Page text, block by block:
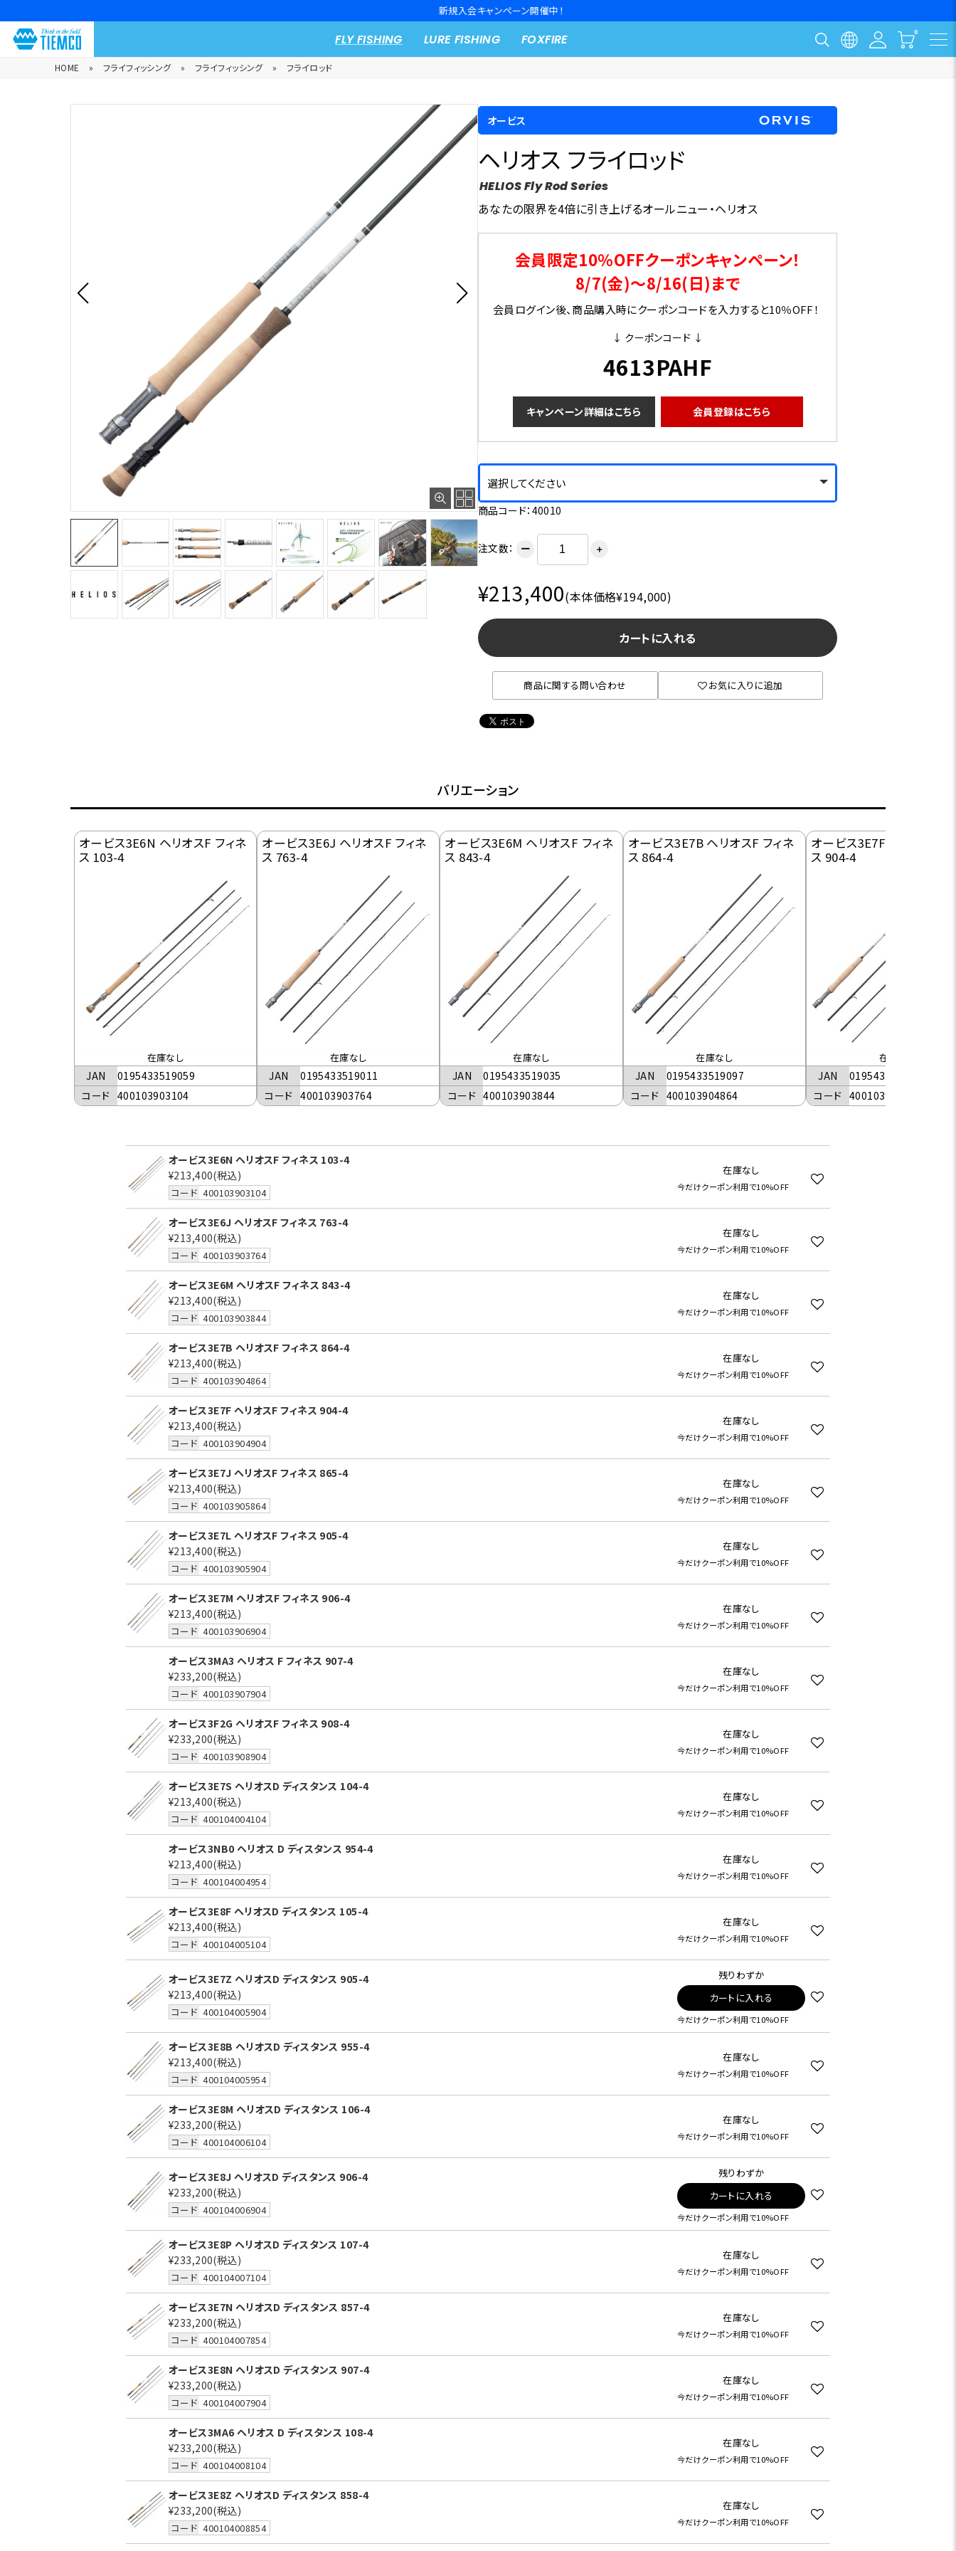
新規入会キャンペーン開催中！
FLY FISHING LURE FISHING FOXFIRE
HOME » フライフィッシング » フライフィッシング » フライロッド
オービス
ヘリオス フライロッド
HELIOS Fly Rod Series
あなたの限界を4倍に引き上げるオールニュー・ヘリオス
会員限定10％OFFクーポンキャンペーン！
8/7(金)～8/16(日)まで
会員ログイン後、商品購入時にクーポンコードを入力すると10％OFF！
↓ クーポンコード ↓
4613PAHF
キャンペーン詳細はこちら 会員登録はこちら
選択してください
商品コード：40010
注文数： ー ＋
¥213,400(本体価格¥194,000)
カートに入れる
商品に関する問い合わせ お気に入りに追加
バリエーション
オービス3E6N ヘリオスF フィネ
ス 103-4
在庫なし
JAN
0195433519059
コード 400103903104
オービス3E6J ヘリオスF フィネ
ス 763-4
在庫なし
JAN
0195433519011
コード 400103903764
オービス3E6M ヘリオスF フィネ
ス 843-4
在庫なし
JAN
0195433519035
コード 400103903844
オービス3E7B ヘリオスF フィネ
ス 864-4
在庫なし
JAN
0195433519097
コード 400103904864
オービス3E7F ヘリオスF
ス 904-4
在庫なし
JAN
0195433519110
コード 400103904904
オービス3E6N ヘリオスF フィネス 103-4
¥213,400(税込)
コード 400103903104
在庫なし
今だけクーポン利用で10%OFF
オービス3E6J ヘリオスF フィネス 763-4
¥213,400(税込)
コード 400103903764
在庫なし
今だけクーポン利用で10%OFF
オービス3E6M ヘリオスF フィネス 843-4
¥213,400(税込)
コード 400103903844
在庫なし
今だけクーポン利用で10%OFF
オービス3E7B ヘリオスF フィネス 864-4
¥213,400(税込)
コード 400103904864
在庫なし
今だけクーポン利用で10%OFF
オービス3E7F ヘリオスF フィネス 904-4
¥213,400(税込)
コード 400103904904
在庫なし
今だけクーポン利用で10%OFF
オービス3E7J ヘリオスF フィネス 865-4
¥213,400(税込)
コード 400103905864
在庫なし
今だけクーポン利用で10%OFF
オービス3E7L ヘリオスF フィネス 905-4
¥213,400(税込)
コード 400103905904
在庫なし
今だけクーポン利用で10%OFF
オービス3E7M ヘリオスF フィネス 906-4
¥213,400(税込)
コード 400103906904
在庫なし
今だけクーポン利用で10%OFF
オービス3MA3 ヘリオス F フィネス 907-4
¥233,200(税込)
コード 400103907904
在庫なし
今だけクーポン利用で10%OFF
オービス3F2G ヘリオスF フィネス 908-4
¥233,200(税込)
コード 400103908904
在庫なし
今だけクーポン利用で10%OFF
オービス3E7S ヘリオスD ディスタンス 104-4
¥213,400(税込)
コード 400104004104
在庫なし
今だけクーポン利用で10%OFF
オービス3NB0 ヘリオス D ディスタンス 954-4
¥213,400(税込)
コード 400104004954
在庫なし
今だけクーポン利用で10%OFF
オービス3E8F ヘリオスD ディスタンス 105-4
¥213,400(税込)
コード 400104005104
在庫なし
今だけクーポン利用で10%OFF
オービス3E7Z ヘリオスD ディスタンス 905-4
¥213,400(税込)
コード 400104005904
残りわずか
カートに入れる
今だけクーポン利用で10%OFF
オービス3E8B ヘリオスD ディスタンス 955-4
¥213,400(税込)
コード 400104005954
在庫なし
今だけクーポン利用で10%OFF
オービス3E8M ヘリオスD ディスタンス 106-4
¥233,200(税込)
コード 400104006104
在庫なし
今だけクーポン利用で10%OFF
オービス3E8J ヘリオスD ディスタンス 906-4
¥233,200(税込)
コード 400104006904
残りわずか
カートに入れる
今だけクーポン利用で10%OFF
オービス3E8P ヘリオスD ディスタンス 107-4
¥233,200(税込)
コード 400104007104
在庫なし
今だけクーポン利用で10%OFF
オービス3E7N ヘリオスD ディスタンス 857-4
¥233,200(税込)
コード 400104007854
在庫なし
今だけクーポン利用で10%OFF
オービス3E8N ヘリオスD ディスタンス 907-4
¥233,200(税込)
コード 400104007904
在庫なし
今だけクーポン利用で10%OFF
オービス3MA6 ヘリオス D ディスタンス 108-4
¥233,200(税込)
コード 400104008104
在庫なし
今だけクーポン利用で10%OFF
オービス3E8Z ヘリオスD ディスタンス 858-4
¥233,200(税込)
コード 400104008854
在庫なし
今だけクーポン利用で10%OFF